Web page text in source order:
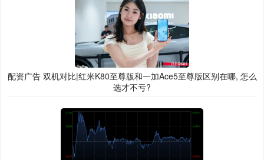
配资广告 双机对比|红米K80至尊版和一加Ace5至尊版区别在哪, 怎么
选才不亏?